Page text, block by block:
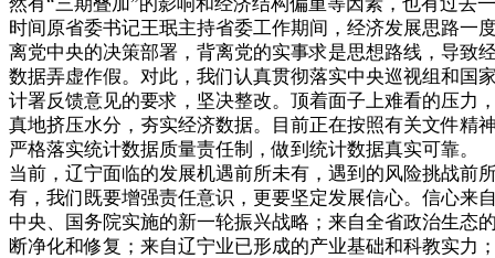
时间原省委书记王珉主持省委工作期间，经济发展思路一
离党中央的决策部署，背离党的实事求是思想路线，导致
数据弄虚作假。对此，我们认真贯彻落实中央巡视组和国
计署反馈意见的要求，坚决整改。顶着面子上难看的压力
真地挤压水分，夯实经济数据。目前正在按照有关文件精
严格落实统计数据质量责任制，做到统计数据真实可靠。
当前，辽宁面临的发展机遇前所未有，遇到的风险挑战前
有，我们既要增强责任意识，更要坚定发展信心。信心来
中央、国务院实施的新一轮振兴战略；来自全省政治生态
断净化和修复；来自辽宁业已形成的产业基础和科教实力